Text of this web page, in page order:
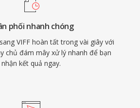
phối nhanh chóng
VIFF hoàn tất trong vài giây với
chủ đám mây xử lý nhanh để bạn
nhận kết quả ngay.